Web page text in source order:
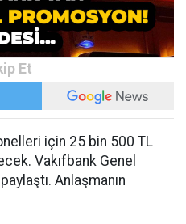
için 25 bin 500 TL
Vakıfbank Genel
Anlaşmanın